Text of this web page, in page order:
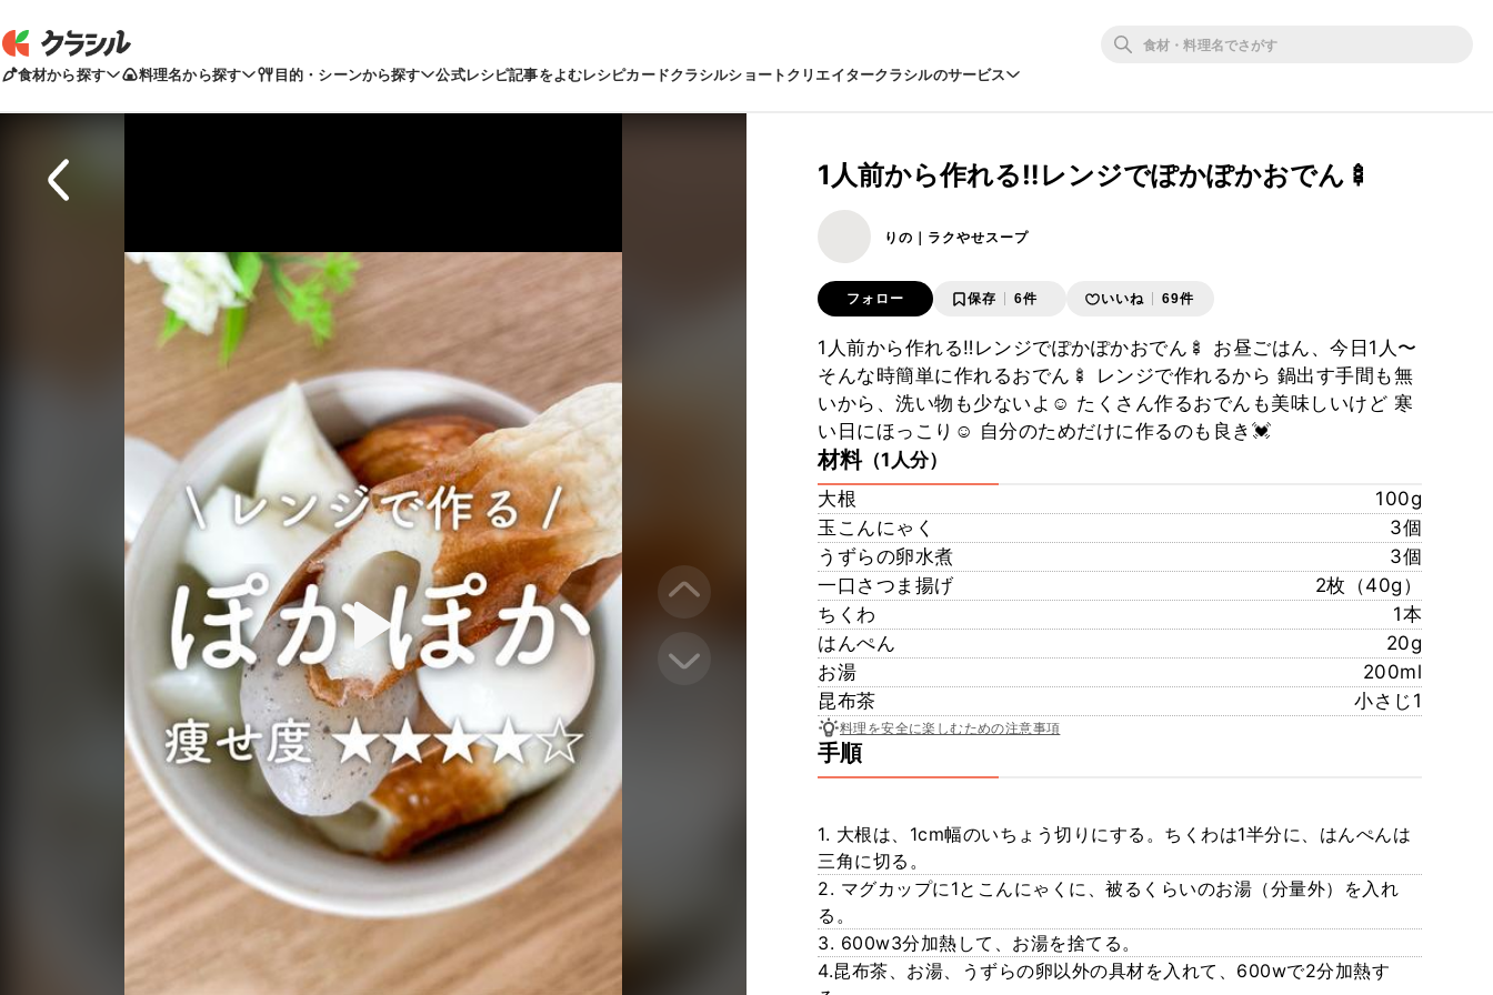
食材から探す 料理名から探す 目的・シーンから探す 公式レシピ記事をよむレシピカードクラシルショートクリエイタークラシルのサービス
1人前から作れる‼︎レンジでぽかぽかおでん🍢
りの｜ラクやせスープ
フォロー 保存 6件 いいね 69件
1人前から作れる‼︎レンジでぽかぽかおでん🍢 お昼ごはん、今日1人〜
そんな時簡単に作れるおでん🍢 レンジで作れるから 鍋出す手間も無
いから、洗い物も少ないよ☺️ たくさん作るおでんも美味しいけど 寒
い日にほっこり☺️ 自分のためだけに作るのも良き💓
材料（1人分）
大根
100g
玉こんにゃく
3個
うずらの卵水煮
3個
一口さつま揚げ
2枚（40g）
ちくわ
1本
はんぺん
20g
お湯
200ml
昆布茶
小さじ1
料理を安全に楽しむための注意事項
手順
1. 大根は、1cm幅のいちょう切りにする。ちくわは1半分に、はんぺんは
三角に切る。
2. マグカップに1とこんにゃくに、被るくらいのお湯（分量外）を入れ
る。
3. 600w3分加熱して、お湯を捨てる。
4.昆布茶、お湯、うずらの卵以外の具材を入れて、600wで2分加熱す